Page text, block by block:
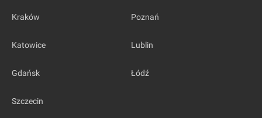
Kraków Poznań
Katowice Lublin
Gdańsk Łódź
Szczecin